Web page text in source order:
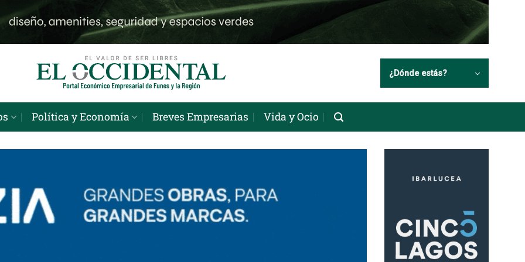
¿Dónde estás?
Política y Economía Breves Empresarias Vida y Ocio